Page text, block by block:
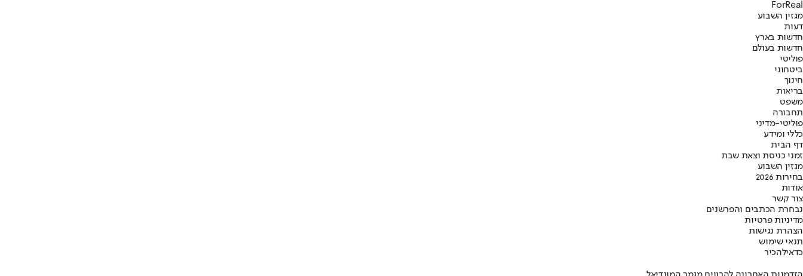
ForReal
מגזין השבוע
דעות
חדשות בארץ
חדשות בעולם
פוליטי
ביטחוני
חינוך
בריאות
משפט
תחבורה
פוליטי-מדיני
כללי ומידע
דף הבית
זמני כניסת וצאת שבת
מגזין השבוע
בחירות 2026
אודות
צור קשר
נבחרת הכתבים והפרשנים
מדיניות פרטיות
הצהרת נגישות
תנאי שימוש
כדאילהכיר